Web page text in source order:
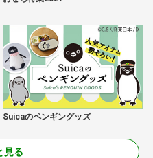
Suicaのペンギングッズ
見る